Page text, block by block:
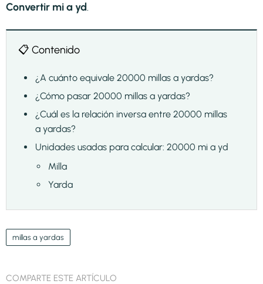
Convertir mi a yd.
📋 Contenido
¿A cuánto equivale 20000 millas a yardas?
¿Cómo pasar 20000 millas a yardas?
¿Cuál es la relación inversa entre 20000 millas
a yardas?
Unidades usadas para calcular: 20000 mi a yd
Milla
Yarda
millas a yardas
COMPARTE ESTE ARTÍCULO